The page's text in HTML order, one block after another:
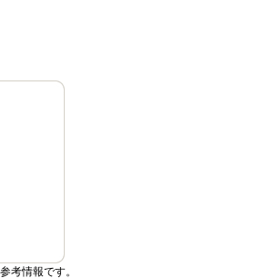
考情報です。